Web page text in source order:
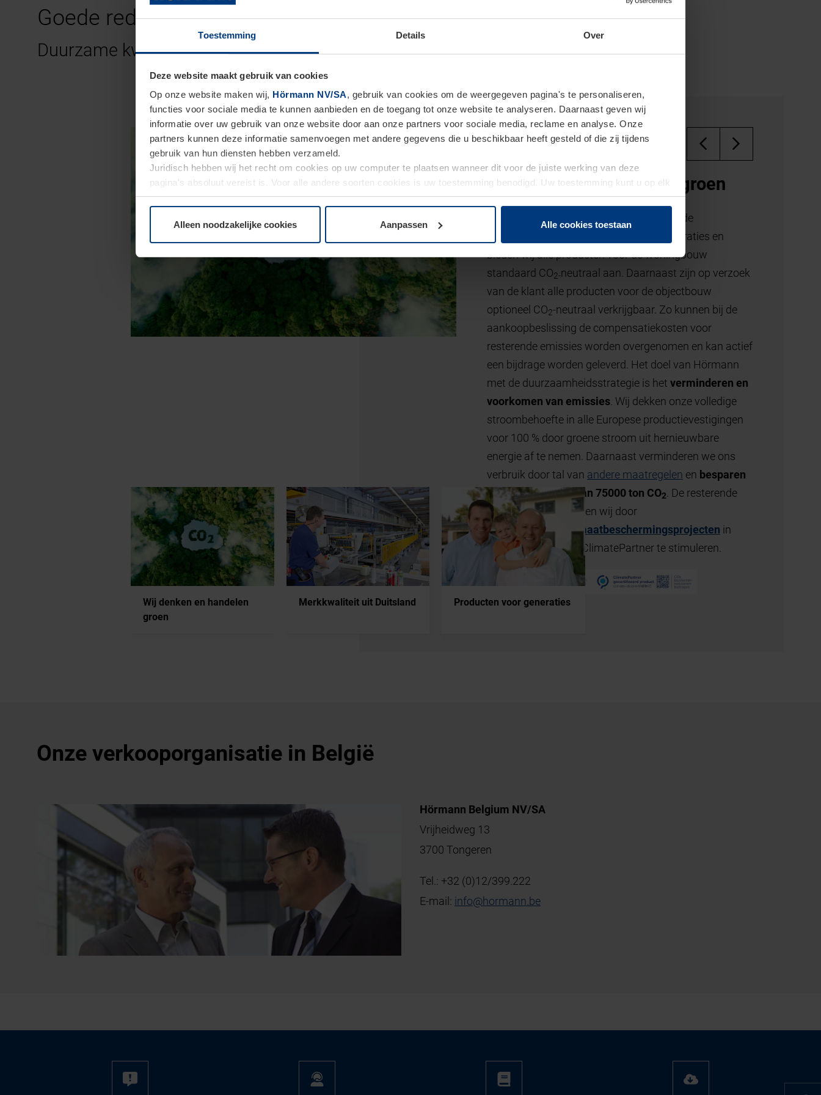
Toestemming Details Over
Deze website maakt gebruik van cookies
Op onze website maken wij, Hörmann NV/SA, gebruik van cookies om de weergegeven pagina's te personaliseren,
functies voor sociale media te kunnen aanbieden en de toegang tot onze website te analyseren. Daarnaast geven wij
informatie over uw gebruik van onze website door aan onze partners voor sociale media, reclame en analyse. Onze
partners kunnen deze informatie samenvoegen met andere gegevens die u beschikbaar heeft gesteld of die zij tijdens
gebruik van hun diensten hebben verzameld.
Juridisch hebben wij het recht om cookies op uw computer te plaatsen wanneer dit voor de juiste werking van deze
pagina's absoluut vereist is. Voor alle andere soorten cookies is uw toestemming benodigd. Uw toestemming kunt u op elk
moment bij de uitleg van de cookies op paginaPrivacyverklaringop onze website wijzigen of herroepen.
Alleen noodzakelijke cookies Aanpassen Alle cookies toestaan
Goede redenen om te kiezen voorHörmann-garagepoorten
Duurzame kwaliteit en hoogste veiligheid
verminderen en
besparen
we jaarlijks meer dan 75000 ton CO2
gecertificeerde klimaatbeschermingsprojecten
Wij denken en handelen
groen
Merkkwaliteit uit Duitsland Producten voor generaties
Onze verkooporganisatie in België
Hörmann Belgium NV/SA
Vrijheidweg 13
3700 Tongeren
Tel.: +32 (0)12/399.222
E-mail: info@hormann.be